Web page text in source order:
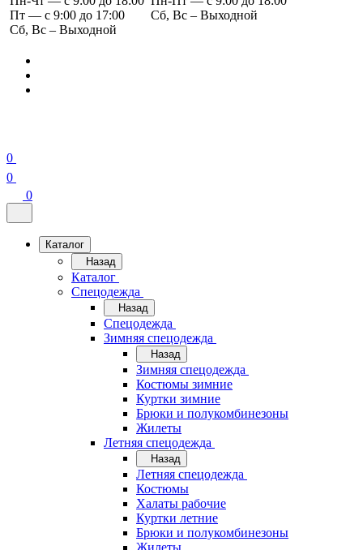
Пт — с 9:00 до 17:00
Сб, Вс – Выходной
Сб, Вс – Выходной
0
0
0
Каталог
Назад
Каталог
Спецодежда
Назад
Спецодежда
Зимняя спецодежда
Назад
Зимняя спецодежда
Костюмы зимние
Куртки зимние
Брюки и полукомбинезоны
Жилеты
Летняя спецодежда
Назад
Летняя спецодежда
Костюмы
Халаты рабочие
Куртки летние
Брюки и полукомбинезоны
Жилеты